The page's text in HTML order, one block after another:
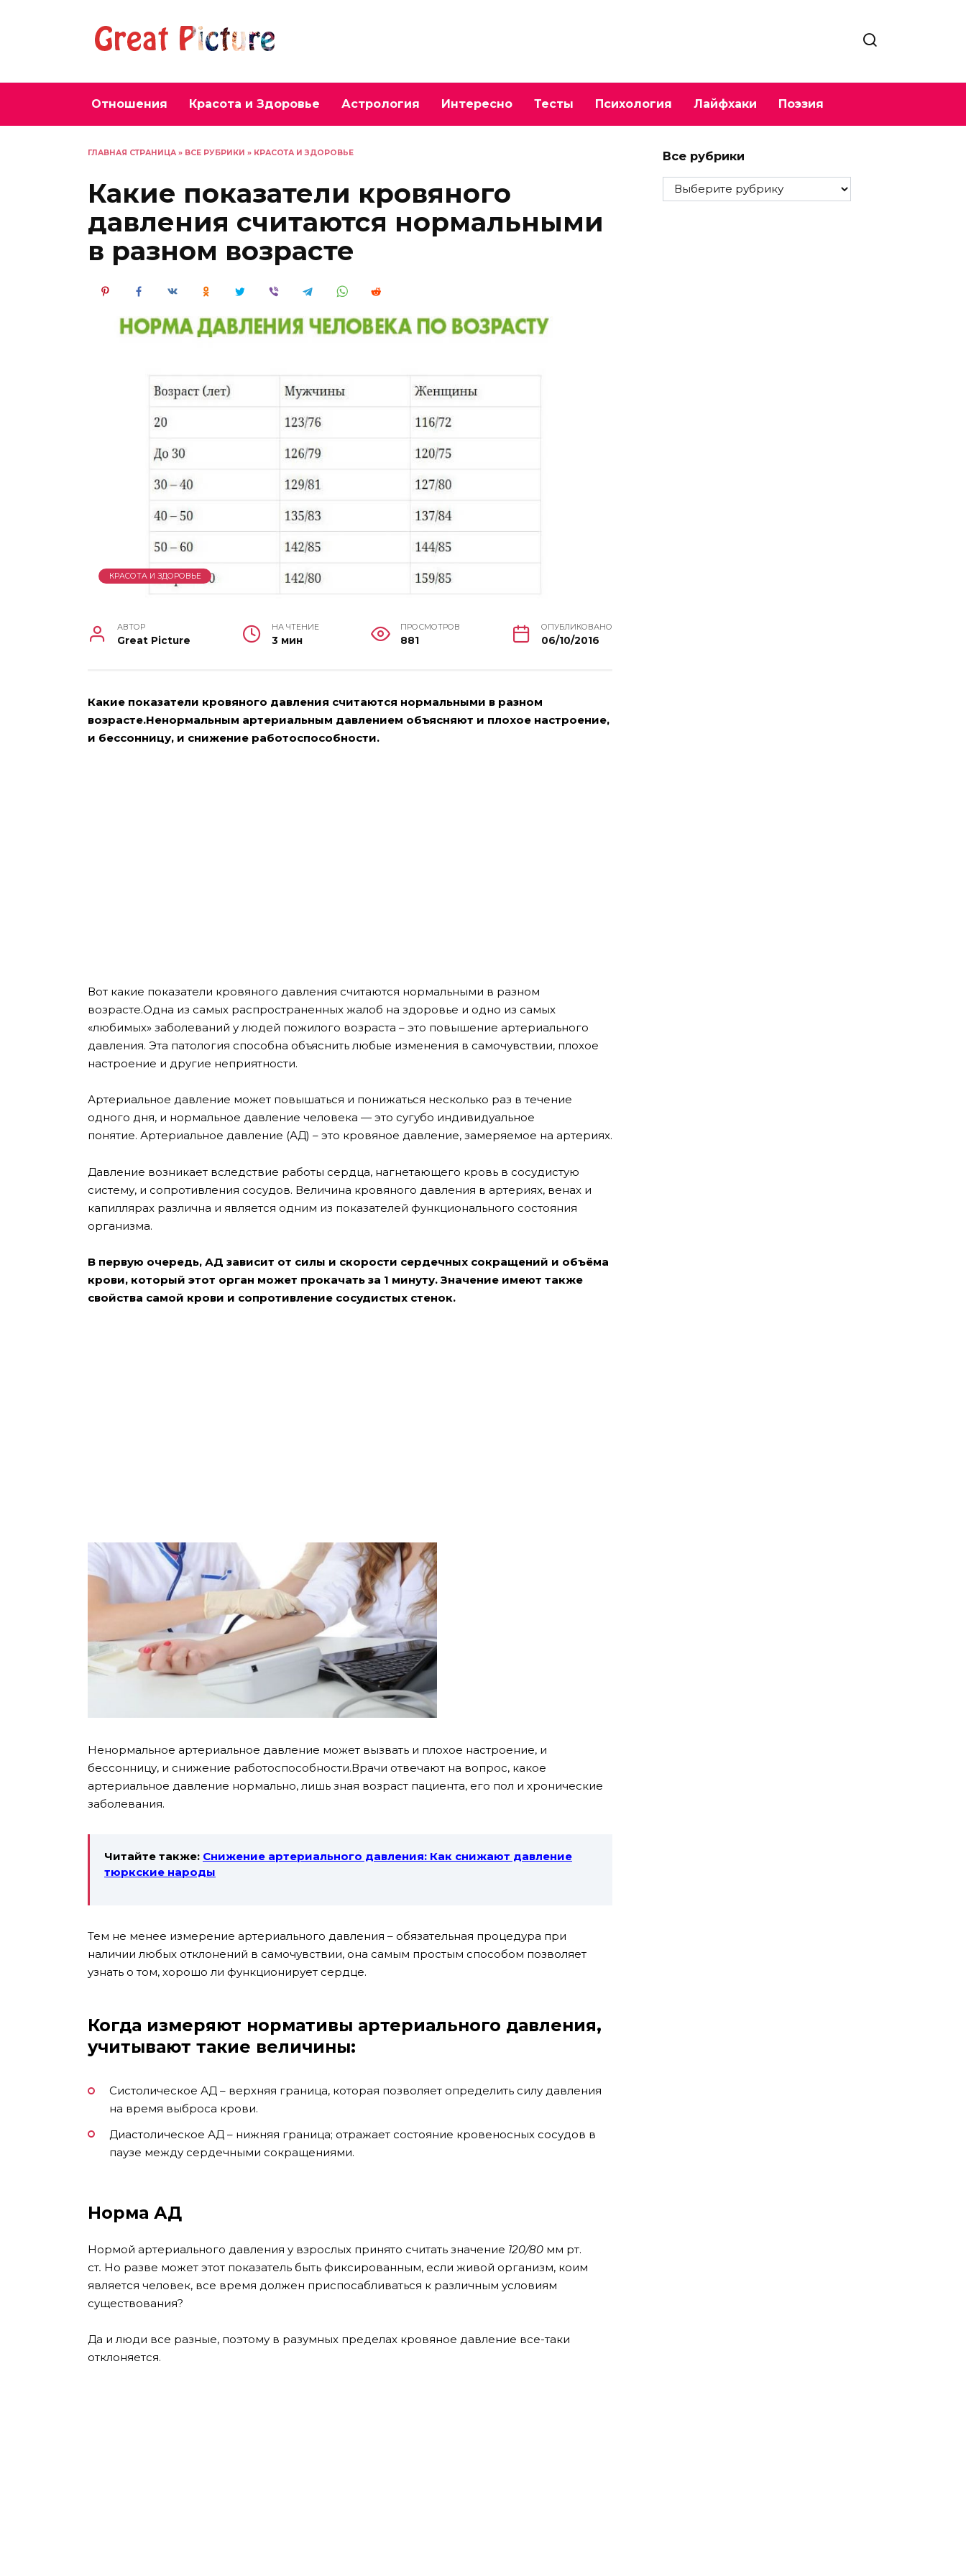
Отношения Красота и Здоровье Астрология Интересно Тесты Психология Лайфхаки Поэзия
ГЛАВНАЯ СТРАНИЦА » ВСЕ РУБРИКИ » КРАСОТА И ЗДОРОВЬЕ
Какие показатели кровяного
давления считаются нормальными
в разном возрасте
КРАСОТА И ЗДОРОВЬЕ
АВТОР
Great Picture
НА ЧТЕНИЕ
3 мин
ПРОСМОТРОВ
881
ОПУБЛИКОВАНО
06/10/2016
Какие показатели кровяного давления считаются нормальными в разном
возрасте.Ненормальным артериальным давлением объясняют и плохое настроение,
и бессонницу, и снижение работоспособности.
Вот какие показатели кровяного давления считаются нормальными в разном
возрасте.Одна из самых распространенных жалоб на здоровье и одно из самых
«любимых» заболеваний у людей пожилого возраста – это повышение артериального
давления. Эта патология способна объяснить любые изменения в самочувствии, плохое
настроение и другие неприятности.
Артериальное давление может повышаться и понижаться несколько раз в течение
одного дня, и нормальное давление человека — это сугубо индивидуальное
понятие. Артериальное давление (АД) – это кровяное давление, замеряемое на артериях.
Давление возникает вследствие работы сердца, нагнетающего кровь в сосудистую
систему, и сопротивления сосудов. Величина кровяного давления в артериях, венах и
капиллярах различна и является одним из показателей функционального состояния
организма.
В первую очередь, АД зависит от силы и скорости сердечных сокращений и объёма
крови, который этот орган может прокачать за 1 минуту. Значение имеют также
свойства самой крови и сопротивление сосудистых стенок.
Ненормальное артериальное давление может вызвать и плохое настроение, и
бессонницу, и снижение работоспособности.Врачи отвечают на вопрос, какое
артериальное давление нормально, лишь зная возраст пациента, его пол и хронические
заболевания.
Читайте также: Снижение артериального давления: Как снижают давление
тюркские народы
Тем не менее измерение артериального давления – обязательная процедура при
наличии любых отклонений в самочувствии, она самым простым способом позволяет
узнать о том, хорошо ли функционирует сердце.
Когда измеряют нормативы артериального давления,
учитывают такие величины:
Систолическое АД – верхняя граница, которая позволяет определить силу давления
на время выброса крови.
Диастолическое АД – нижняя граница; отражает состояние кровеносных сосудов в
паузе между сердечными сокращениями.
Норма АД
Нормой артериального давления у взрослых принято считать значение 120/80 мм рт.
ст. Но разве может этот показатель быть фиксированным, если живой организм, коим
является человек, все время должен приспосабливаться к различным условиям
существования?
Да и люди все разные, поэтому в разумных пределах кровяное давление все-таки
отклоняется.
Все рубрики
Все
рубрики